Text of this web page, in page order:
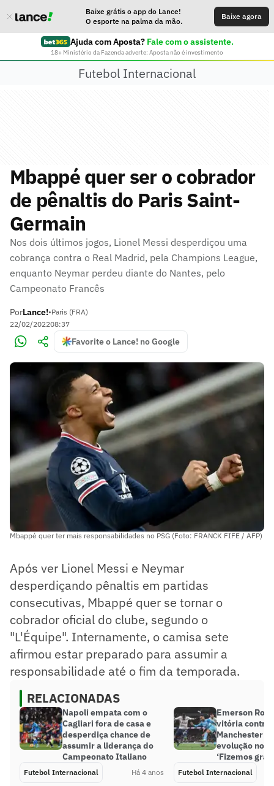
Baixe grátis o app do Lance!
O esporte na palma da mão.
Baixe agora
Ajuda com Aposta? Fale com o assistente.
18+ Ministério da Fazenda adverte: Aposta não é investimento
Futebol Internacional
Mbappé quer ser o cobrador
de pênaltis do Paris Saint-
Germain
Nos dois últimos jogos, Lionel Messi desperdiçou uma
cobrança contra o Real Madrid, pela Champions League,
enquanto Neymar perdeu diante do Nantes, pelo
Campeonato Francês
PorLance!•Paris (FRA)
22/02/202208:37
Favorite o Lance! no Google
Mbappé quer ter mais responsabilidades no PSG (Foto: FRANCK FIFE / AFP)
Após ver Lionel Messi e Neymar
desperdiçando pênaltis em partidas
consecutivas, Mbappé quer se tornar o
cobrador oficial do clube, segundo o
"L'Équipe". Internamente, o camisa sete
afirmou estar preparado para assumir a
responsabilidade até o fim da temporada.
RELACIONADAS
Napoli empata com o
Cagliari fora de casa e
desperdiça chance de
assumir a liderança do
Campeonato Italiano
Futebol Internacional Há 4 anos
Emerson
vitória contra
Manchester
evolução no
‘Fizemos
Futebol Internacional